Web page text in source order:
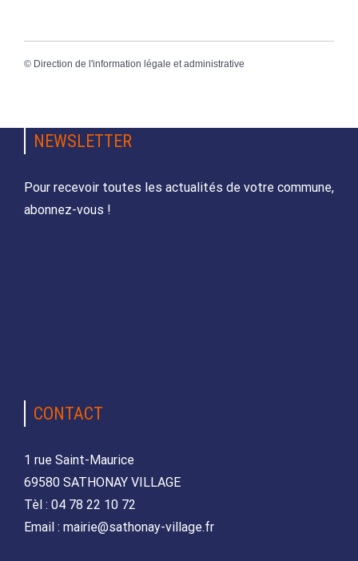
© Direction de l'information légale et administrative
NEWSLETTER
Pour recevoir toutes les actualités de votre commune,
abonnez-vous !
CONTACT
1 rue Saint-Maurice
69580 SATHONAY VILLAGE
Tèl : 04 78 22 10 72
Email : mairie@sathonay-village.fr